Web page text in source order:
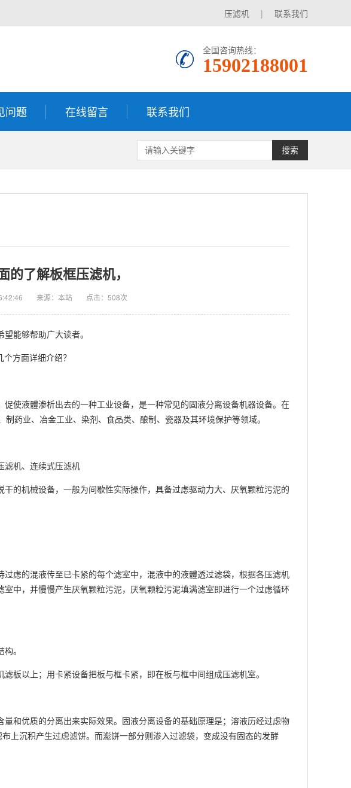
压滤机 | 联系我们
全国咨询热线：
15902188001
问题 在线留言 联系我们
搜索
的了解板框压滤机，
来源：本站 点击：508次
能够帮助广大读者。
使液體渗析出去的一种工业设备，是一种常见的固液分离设备机器设备。在
药业、冶金工业、染剂、食品类、酿制、瓷器及其环境保护等领域。
滤机、连续式压滤机
的机械设备，一般为间歇性实际操作，具备过虑驱动力大、厌氧颗粒污泥的
虑的混液传至已卡紧的每个滤室中，混液中的液體透过滤袋，根据各压滤机
中，并慢慢产生厌氧颗粒污泥，厌氧颗粒污泥填满滤室即进行一个过虑循环
。
板以上；用卡紧设备把板与框卡紧，即在板与框中间组成压滤机室。
和优质的分离出来实际效果。固液分离设备的基础原理是；溶液历经过虑物
上沉积产生过虑滤饼。而滮饼一部分则渗入过滤袋，变成没有固态的发酵